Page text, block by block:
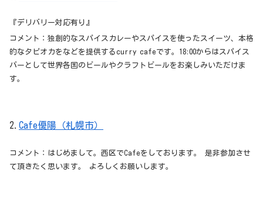
『デリバリー対応有り』
コメント：独創的なスパイスカレーやスパイスを使ったスイーツ、本格
的なタピオカをなどを提供するcurry cafeです。18:00からはスパイス
バーとして世界各国のビールやクラフトビールをお楽しみいただけま
す。
2. Cafe優陽（札幌市）
コメント：はじめまして。西区でCafeをしております。 是非参加させ
て頂きたく思います。 よろしくお願いします。